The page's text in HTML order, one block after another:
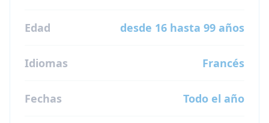
Edad desde 16 hasta 99 años
Idiomas Francés
Fechas Todo el año